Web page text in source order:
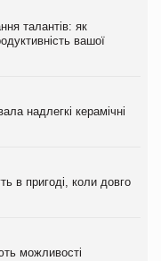
талантів: як
вашої
надлегкі керамічні
в пригоді, коли довго
можливості